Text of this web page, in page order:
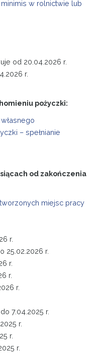
w rolnictwie lub
od 20.04.2026 r.
r.
pożyczki:
– spełnianie
od zakończenia
miejsc pracy
r.
25.02.2026 r.
r.
r.
r.
7.04.2025 r.
r.
r.
r.